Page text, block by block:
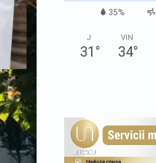
35%
J
31 °
VIN
34°